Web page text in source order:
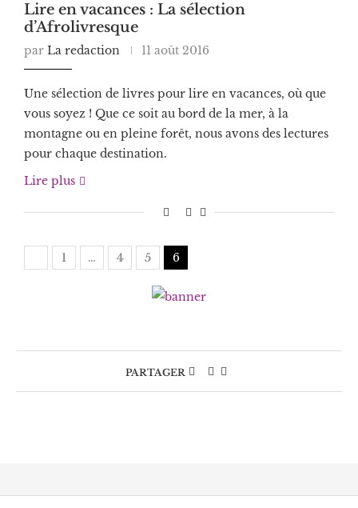
Lire en vacances : La sélection
d’Afrolivresque
par La redaction 11 août 2016
Une sélection de livres pour lire en vacances, où que
vous soyez ! Que ce soit au bord de la mer, à la
montagne ou en pleine forêt, nous avons des lectures
pour chaque destination.
Lire plus
1 … 4 5 6
PARTAGER